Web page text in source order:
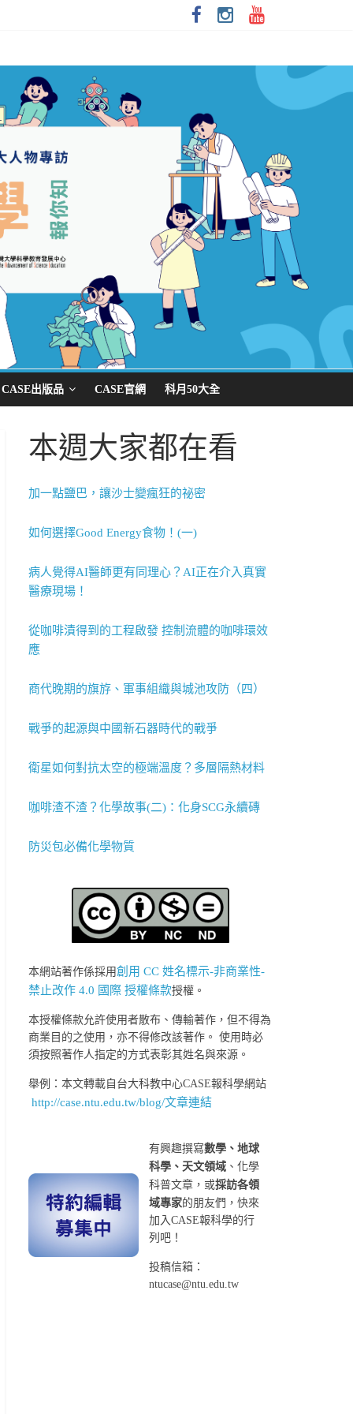
CASE出版品 CASE官網 科月50大全
本週大家都在看
加一點鹽巴，讓沙士變瘋狂的祕密
如何選擇Good Energy食物！(一)
病人覺得AI醫師更有同理心？AI正在介入真實
醫療現場！
從咖啡漬得到的工程啟發 控制流體的咖啡環效
應
商代晚期的旗斿、軍事組織與城池攻防（四）
戰爭的起源與中國新石器時代的戰爭
衛星如何對抗太空的極端溫度？多層隔熱材料
咖啡渣不渣？化學故事(二)：化身SCG永續磚
防災包必備化學物質
本網站著作係採用創用 CC 姓名標示-非商業性-
禁止改作 4.0 國際 授權條款授權。
本授權條款允許使用者散布、傳輸著作，但不得為
商業目的之使用，亦不得修改該著作。 使用時必
須按照著作人指定的方式表彰其姓名與來源。
舉例：本文轉載自台大科教中心CASE報科學網站
http://case.ntu.edu.tw/blog/文章連結
有興趣撰寫數學、地球
科學、天文領域 、化學
科普文章，或採訪各領
域專家的朋友們，快來
加入CASE報科學的行
列吧！
投稿信箱：
ntucase@ntu.edu.tw